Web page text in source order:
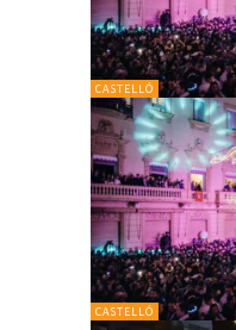
CASTELLÓ
CASTELLÓ